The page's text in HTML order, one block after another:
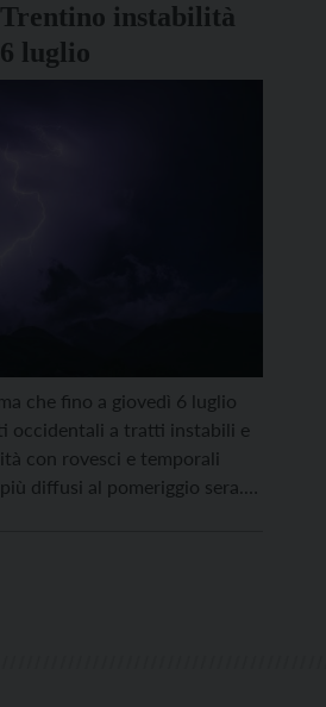
instabilità
luglio
che fino a giovedì 6 luglio
occidentali a tratti instabili e
con rovesci e temporali
diffusi al pomeriggio sera.